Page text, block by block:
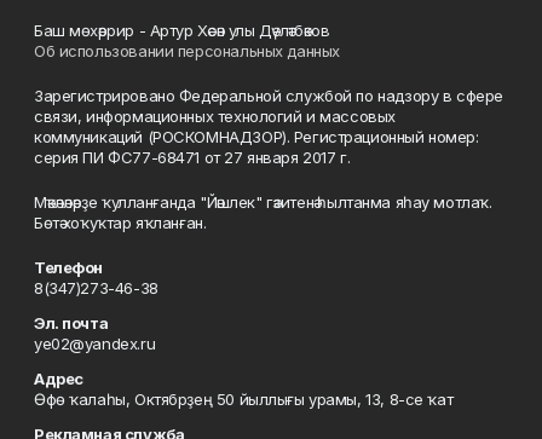
Баш мөхәррир - Артур Хәсән улы Дәүләтбәков
Об использовании персональных данных
Зарегистрировано Федеральной службой по надзору в сфере
связи, информационных технологий и массовых
коммуникаций (РОСКОМНАДЗОР). Регистрационный номер:
серия ПИ ФС77-68471 от 27 января 2017 г.
Мәҡәләләрҙе ҡулланғанда "Йәшлек" гәзитенә һылтанма яһау мотлаҡ.
Бөтә хоҡуҡтар яҡланған.
Телефон
8(347)273-46-38
Эл. почта
ye02@yandex.ru
Адрес
Өфө ҡалаһы, Октябрҙең 50 йыллығы урамы, 13, 8-се ҡат
Рекламная служба